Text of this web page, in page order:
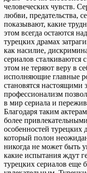
человеческих чувств.
любви, предательства,
показывают, какие
этом всегда остаются
турецких драмах
как насилие,
сериалов
этом не теряют веру в
исполняющие главные
становятся настоящими
профессионализм
в мир сериала и
Благодаря таким
более
особенностей турецких
который полон
никогда не может быть
какие испытания ждут
турецких сериалов еще